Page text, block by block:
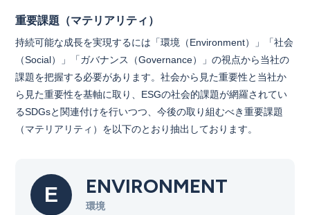
重要課題（マテリアリティ）
持続可能な成長を実現するには「環境（Environment）」「社会
（Social）」「ガバナンス（Governance）」の視点から当社の
課題を把握する必要があります。社会から見た重要性と当社か
ら見た重要性を基軸に取り、ESGの社会的課題が網羅されてい
るSDGsと関連付けを行いつつ、今後の取り組むべき重要課題
（マテリアリティ）を以下のとおり抽出しております。
E ENVIRONMENT
環境